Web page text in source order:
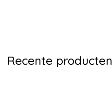
Recente producten